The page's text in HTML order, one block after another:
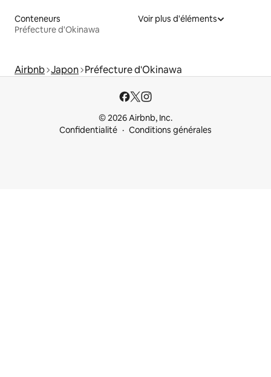
Conteneurs
Préfecture d'Okinawa
Voir plus d'éléments
Airbnb Japon Préfecture d'Okinawa
© 2026 Airbnb, Inc.
Confidentialité
Conditions générales